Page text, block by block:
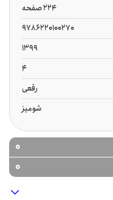
224 صفحه
9786220100270
1399
4
رقعی
شومیز
0
0